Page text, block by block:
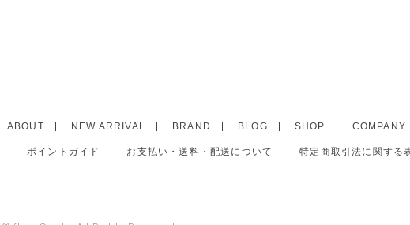
ABOUT NEW ARRIVAL BRAND BLOG SHOP COMPANY
ポイントガイド お支払い・送料・配送について 特定商取引法に関する